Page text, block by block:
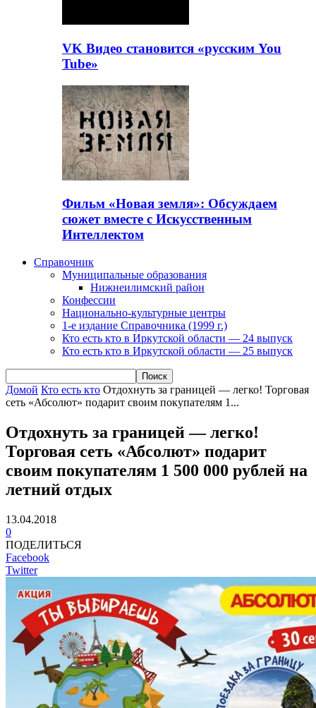
VK Видео становится «русским You
Tube»
Фильм «Новая земля»: Обсуждаем
сюжет вместе с Искусственным
Интеллектом
Справочник
Муниципальные образования
Нижнеилимский район
Конфессии
Национально-культурные центры
1-е издание Справочника (1999 г.)
Кто есть кто в Иркутской области — 24 выпуск
Кто есть кто в Иркутской области — 25 выпуск
Домой Кто есть кто Отдохнуть за границей — легко! Торговая
сеть «Абсолют» подарит своим покупателям 1...
Отдохнуть за границей — легко!
Торговая сеть «Абсолют» подарит
своим покупателям 1 500 000 рублей на
летний отдых
13.04.2018
0
ПОДЕЛИТЬСЯ
Facebook
Twitter